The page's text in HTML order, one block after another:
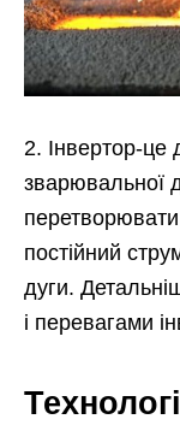
2. Інвертор-
зварювальної
постійний
дуги.
і перевагами